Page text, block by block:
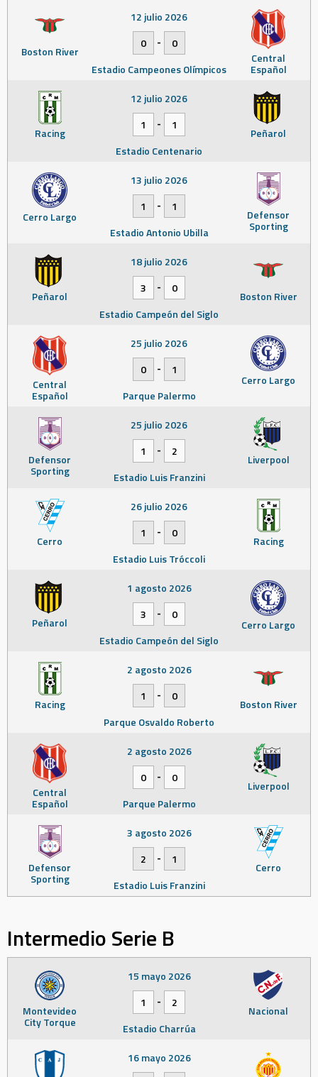
Boston River Central
Español
12 julio 2026
0
-
0
Estadio Campeones Olímpicos
Racing Peñarol
12 julio 2026
1
-
1
Estadio Centenario
Cerro Largo Defensor
Sporting
13 julio 2026
1
-
1
Estadio Antonio Ubilla
Peñarol Boston River
18 julio 2026
3
-
0
Estadio Campeón del Siglo
Central
Español
Cerro Largo
25 julio 2026
0
-
1
Parque Palermo
Defensor
Sporting
Liverpool
25 julio 2026
1
-
2
Estadio Luis Franzini
Cerro Racing
26 julio 2026
1
-
0
Estadio Luis Tróccoli
Peñarol Cerro Largo
1 agosto 2026
3
-
0
Estadio Campeón del Siglo
Racing Boston River
2 agosto 2026
1
-
0
Parque Osvaldo Roberto
Central
Español
Liverpool
2 agosto 2026
0
-
0
Parque Palermo
Defensor
Sporting
Cerro
3 agosto 2026
2
-
1
Estadio Luis Franzini
Intermedio Serie B
Montevideo
City Torque
Nacional
15 mayo 2026
1
-
2
Estadio Charrúa
16 mayo 2026